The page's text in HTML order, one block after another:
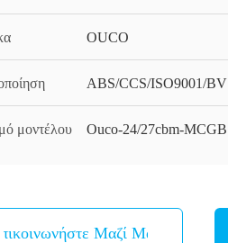
OUCO
ABS/CCS/ISO9001/BV
μοντέλου Ouco-24/27cbm-MCGB
Μαζί Μας